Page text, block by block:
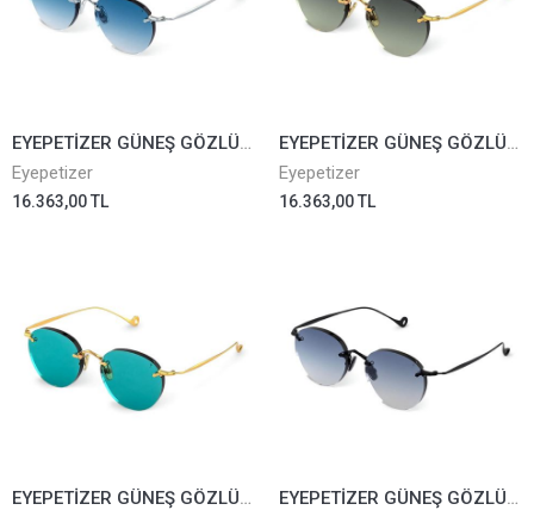
EYEPETİZER GÜNEŞ GÖZLÜĞÜ OXFORD 1-53
Eyepetizer
16.363,00 TL
EYEPETİZER GÜNEŞ GÖZLÜĞÜ OXFORD 4-52
Eyepetizer
16.363,00 TL
EYEPETİZER GÜNEŞ GÖZLÜĞÜ OXFORD 4-56
EYEPETİZER GÜNEŞ GÖZLÜĞÜ OXFORD 6-51